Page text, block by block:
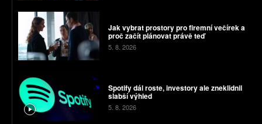
Jak vybrat prostory pro firemní večírek a
proč začít plánovat právě teď
5. 8. 2026
Spotify dál roste, investory ale zneklidnil
slabší výhled
5. 8. 2026